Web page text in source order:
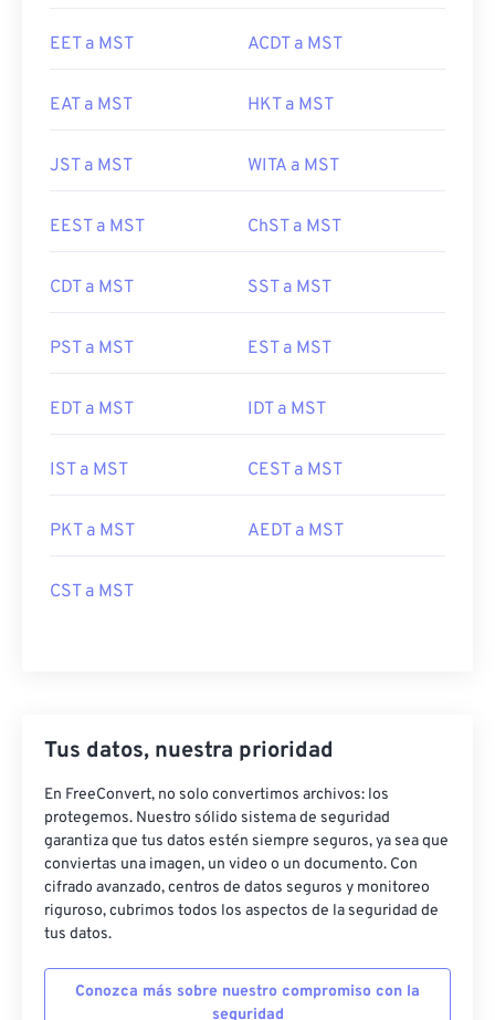
EET a MST ACDT a MST
EAT a MST HKT a MST
JST a MST WITA a MST
EEST a MST ChST a MST
CDT a MST SST a MST
PST a MST EST a MST
EDT a MST IDT a MST
IST a MST CEST a MST
PKT a MST AEDT a MST
CST a MST
Tus datos, nuestra prioridad
En FreeConvert, no solo convertimos archivos: los
protegemos. Nuestro sólido sistema de seguridad
garantiza que tus datos estén siempre seguros, ya sea que
conviertas una imagen, un video o un documento. Con
cifrado avanzado, centros de datos seguros y monitoreo
riguroso, cubrimos todos los aspectos de la seguridad de
tus datos.
Conozca más sobre nuestro compromiso con la
seguridad